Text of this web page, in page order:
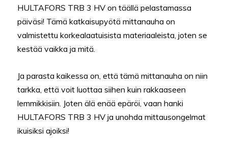
HULTAFORS TRB 3 HV on täällä pelastamassa
päiväsi! Tämä katkaisupyötä mittanauha on
valmistettu korkealaatuisista materiaaleista, joten se
kestää vaikka ja mitä.
Ja parasta kaikessa on, että tämä mittanauha on niin
tarkka, että voit luottaa siihen kuin rakkaaseen
lemmikkisiin. Joten älä enää epäröi, vaan hanki
HULTAFORS TRB 3 HV ja unohda mittausongelmat
ikuisiksi ajoiksi!